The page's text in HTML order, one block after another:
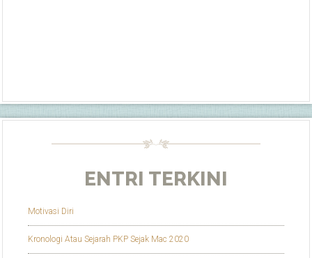
ENTRI TERKINI
Motivasi Diri
Kronologi Atau Sejarah PKP Sejak Mac 2020